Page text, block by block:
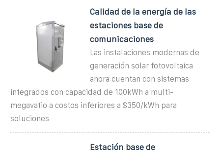
Calidad de la energía de las
estaciones base de
comunicaciones
Las instalaciones modernas de
generación solar fotovoltaica
ahora cuentan con sistemas
integrados con capacidad de 100kWh a multi-
megavatio a costos inferiores a $350/kWh para
soluciones
Estación base de